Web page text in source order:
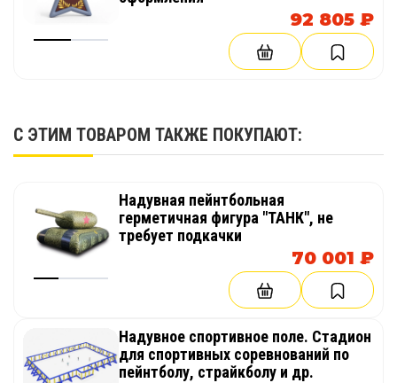
92 805 ₽
С ЭТИМ ТОВАРОМ ТАКЖЕ ПОКУПАЮТ:
Надувная пейнтбольная
герметичная фигура "ТАНК", не
требует подкачки
70 001 ₽
Надувное спортивное поле. Стадион
для спортивных соревнований по
пейнтболу, страйкболу и др.